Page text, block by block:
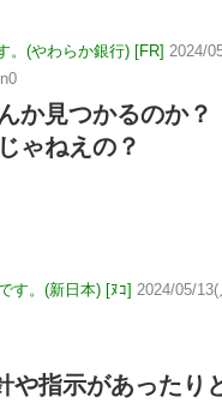
。(やわらか銀行) [FR] 2024/
か見つかるのか？
ゃねえの？
す。(新日本) [ﾇｺ] 2024/05/
や指示があったり